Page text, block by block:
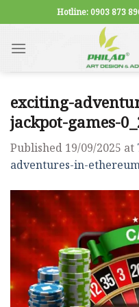
to
content
Hotline: 0903 873
exciting-
jackpot-games-
Published 19/09/2025 at
adventures-in-